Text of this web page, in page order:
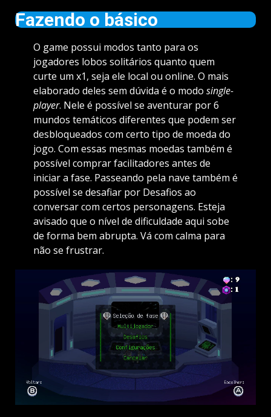
Fazendo o básico
O game possui modos tanto para os
jogadores lobos solitários quanto quem
curte um x1, seja ele local ou online. O mais
elaborado deles sem dúvida é o modo single-
player. Nele é possível se aventurar por 6
mundos temáticos diferentes que podem ser
desbloqueados com certo tipo de moeda do
jogo. Com essas mesmas moedas também é
possível comprar facilitadores antes de
iniciar a fase. Passeando pela nave também é
possível se desafiar por Desafios ao
conversar com certos personagens. Esteja
avisado que o nível de dificuldade aqui sobe
de forma bem abrupta. Vá com calma para
não se frustrar.